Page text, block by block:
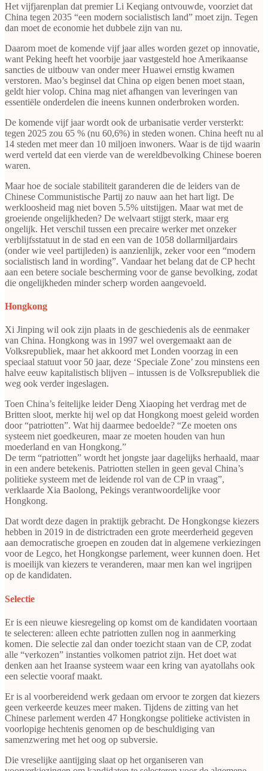
Het vijfjarenplan dat premier Li Keqiang ontvouwde, voorziet dat
China tegen 2035 “een modern socialistisch land” moet zijn. Tegen
dan moet de economie het dubbele zijn van nu.
Daarom moet de komende vijf jaar alles worden gezet op innovatie,
want Peking heeft het voorbije jaar vastgesteld hoe Amerikaanse
sancties de uitbouw van onder meer Huawei ernstig kwamen
verstoren. Mao’s beginsel dat China op eigen benen moet staan,
geldt hier volop. China mag niet afhangen van leveringen van
essentiële onderdelen die ineens kunnen onderbroken worden.
De komende vijf jaar wordt ook de urbanisatie verder versterkt:
tegen 2025 zou 65 % (nu 60,6%) in steden wonen. China heeft nu al
14 steden met meer dan 10 miljoen inwoners. Waar is de tijd waarin
werd verteld dat een vierde van de wereldbevolking Chinese boeren
waren.
Maar hoe de sociale stabiliteit garanderen die de leiders van de
Chinese Communistische Partij zo nauw aan het hart ligt. De
werkloosheid mag niet boven 5.5% uitstijgen. Maar wat met de
groeiende ongelijkheden? De welvaart stijgt sterk, maar erg
ongelijk. Het verschil tussen een precaire werker met onzeker
verblijfsstatuut in de stad en een van de 1058 dollarmiljardairs
(onder wie veel partijleden) is aanzienlijk, zeker voor een “modern
socialistisch land in wording”. Vandaar het belang dat de CP hecht
aan een betere sociale bescherming voor de ganse bevolking, zodat
die ongelijkheden minder scherp worden aangevoeld.
Hongkong
Xi Jinping wil ook zijn plaats in de geschiedenis als de eenmaker
van China. Hongkong was in 1997 wel overgemaakt aan de
Volksrepubliek, maar het akkoord met Londen voorzag in een
speciaal statuut voor 50 jaar, deze ‘Speciale Zone’ zou minstens een
halve eeuw kapitalistisch blijven – intussen is de Volksrepubliek die
weg ook verder ingeslagen.
Toen China’s feitelijke leider Deng Xiaoping het verdrag met de
Britten sloot, merkte hij wel op dat Hongkong moest geleid worden
door “patriotten”. Wat hij daarmee bedoelde? “Ze moeten ons
systeem niet goedkeuren, maar ze moeten houden van hun
moederland en van Hongkong.”
De term “patriotten” wordt het jongste jaar dagelijks herhaald, maar
in een andere betekenis. Patriotten stellen in geen geval China’s
politieke systeem met de leidende rol van de CP in vraag”,
verklaarde Xia Baolong, Pekings verantwoordelijke voor
Hongkong.
Dat wordt deze dagen in praktijk gebracht. De Hongkongse kiezers
hebben in 2019 in de districtraden een grote meerderheid gegeven
aan democratische groepen en zouden dat in algemene verkiezingen
voor de Legco, het Hongkongse parlement, weer kunnen doen. Het
is moeilijk van kiezers te veranderen, maar men kan wel ingrijpen
op de kandidaten.
Selectie
Er is een nieuwe kiesregeling op komst om de kandidaten voortaan
te selecteren: alleen echte patriotten zullen nog in aanmerking
komen. Die selectie zal dan onder toezicht staan van de CP, zodat
alle “verkozen” instanties volkomen patriot zijn. Het doet wat
denken aan het Iraanse systeem waar een kring van ayatollahs ook
een selectie vooraf maakt.
Er is al voorbereidend werk gedaan om ervoor te zorgen dat kiezers
geen verkeerde keuzes meer maken. Tijdens de zitting van het
Chinese parlement werden 47 Hongkongse politieke activisten in
voorlopige hechtenis genomen op de beschuldiging van
samenzwering met het oog op subversie.
Die vreselijke aantijging slaat op het organiseren van